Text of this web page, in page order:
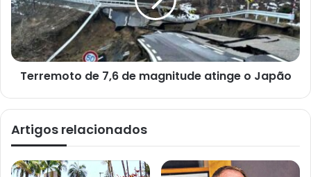
Terremoto de 7,6 de magnitude atinge o Japão
Artigos relacionados